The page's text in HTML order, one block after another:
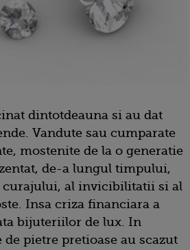
dintotdeauna si au dat
Vandute sau cumparate
mostenite de la o generatie
de-a lungul timpului,
al invicibilitatii si al
Insa criza financiara a
bijuteriilor de lux. In
pietre pretioase au scazut